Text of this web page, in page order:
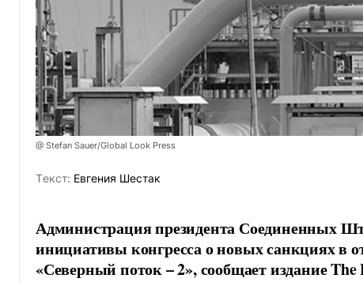
@ Stefan Sauer/Global Look Press
Tекст: Евгения Шестак
Администрация президента Соединенных
инициативы конгресса о новых санкциях в
«Северный поток – 2», сообщает издание